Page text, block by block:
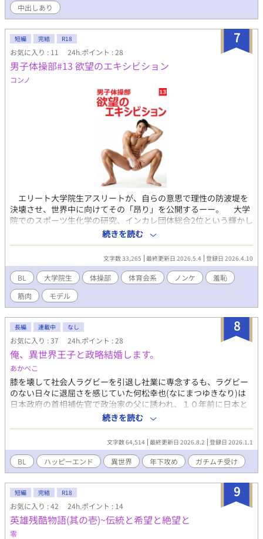
中出しあり
7
短編 完結 R18
お気に入り : 11 24h.ポイント : 28
男子体操部#13 欲望のエキシビション
コンノ
エリート大学院生アスリートが、自らの意思で理性の防波堤を
決壊させ、世界中に向けてその「昂り」を公開するーー。 大学
院でのスポーツ生化学の研究、インカレ団体総合2位という輝かし
い実績、そしてアンダーウェアモデルとしての完璧な肉体美。片
岡浩平は、誰もが羨む「文武両道のエリート」そのものだった。
しかし、彼には隠された「武器」があった。それは、モデル活動
でも称賛を浴びる、勃起時に17センチに達する上反りのペニス
だ。 ある日、彼のもとに持ち込まれたのは、実名・顔出しを条
件に、カメラの前で本能のままに乱れる姿を配信する過激なネッ
ト配信番組『THE REAL PRIDE』への出演依頼だった。トップアス
リートや若手俳優らが、名誉や地位を捨てて、カメラの前に痴態
を晒す話題の番組だ。最初は一笑に付した片岡だったが、現役の
トップ競輪選手が、その強靭な肉体を汗と精液で汚しながら絶叫
する衝撃的な映像を目の当たりにした瞬間、彼の中に眠っていた
「雄」としての本能が激しく疼き始める。 ジャージを突き破ら
んばかりに硬化した17センチの熱量を、もはや抑えることはでき
ない。 モデルとして「魅せる」ことには慣れている彼が、今度
はその肉体を「使う」姿を全世界へと解き放つ。理知的な大学院
生の仮面が、剥き出しの欲情によって崩壊していく快感。トップ
アスリートならではの凄まじい心肺機能と爆発的な筋力が、ただ
「射精」という一点のためだけに注ぎ込まれる。その光景は、も
はや卑猥という言葉すら通り越し、眩しいほどの生命力に満ち溢
れた「究極のエキシビション」へと昇華していく。 ノンケ体育
会男子の底抜けの性欲が、一切の恥じらいを捨てて明るく爆発す
る。これまでの「男子体操部シリーズ」の歴史を塗り替える、最
もスキャンダラスで、最も熱狂的な一夜。理性を脱ぎ捨てた片岡
浩平があなたに贈る最高のギフト！ （過激な描写を含むため、18
歳以上の読者に限定） 【「男子体操部シリーズ」の第13作です。
これまでの作品を先に読んでいただけると、なお一層お楽しみい
ただけます！】
続きを読む
文字数 33,265 最終更新日 2026.5.4 登録日 2026.4.10
BL 大学院生 体操部 体育会系 ノンケ
羞恥
筋肉
モデル
8
長編 連載中 なし
お気に入り : 37 24h.ポイント : 28
俺、異世界王子と政略結婚します。
あかべこ
膝を壊して社会人ラグビーを引退し社業に専念するも、ラグビー
のない日々に退屈さを感じていた何松幸也(なにまつゆきなり)は
日本政府の首相補佐官で政治家の父に誘われ、１０年前に日本と
繋がった異世界の王国・サルドビアのアドルフ王子とアリシア王
女の結婚相手を探すお見合いパーティに参加。 パーティー会場で
初めてアドルフ王子と出会うと何故か気に入られて結婚すること
になってしまう！ 年下金髪碧眼イケメン王子×年上アラサーガチ
ムチ元アスリート現リーマン 第2回ルビーファンタジーBL小説大
賞投稿作品(中間選考落ち)作品です。
続きを読む
文字数 64,514 最終更新日 2026.8.2 登録日 2026.1.1
BL ハッピーエンド 異世界 年下攻め ガチムチ受け
9
短編 完結 R18
お気に入り : 42 24h.ポイント : 14
英雄残酷物語(其の壱)~伝統と希望と絶望と
零